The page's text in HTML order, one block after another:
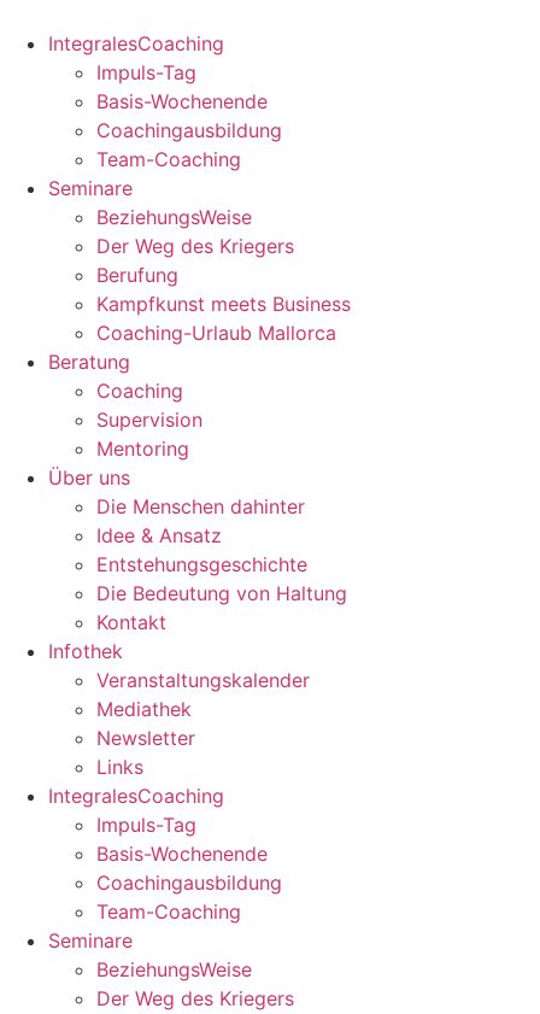
Inhalt
springen
IntegralesCoaching
Impuls-Tag
Basis-Wochenende
Coachingausbildung
Team-Coaching
Seminare
BeziehungsWeise
Der Weg des Kriegers
Berufung
Kampfkunst meets Business
Coaching-Urlaub Mallorca
Beratung
Coaching
Supervision
Mentoring
Über uns
Die Menschen dahinter
Idee & Ansatz
Entstehungsgeschichte
Die Bedeutung von Haltung
Kontakt
Infothek
Veranstaltungskalender
Mediathek
Newsletter
Links
IntegralesCoaching
Impuls-Tag
Basis-Wochenende
Coachingausbildung
Team-Coaching
Seminare
BeziehungsWeise
Der Weg des Kriegers